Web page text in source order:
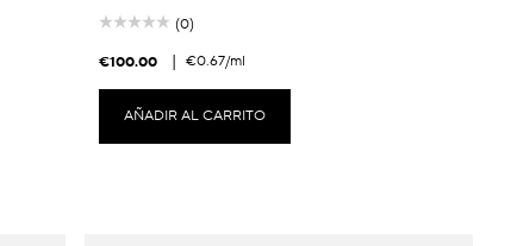
(0)
€100.00 | €0.67/ml
AÑADIR AL CARRITO